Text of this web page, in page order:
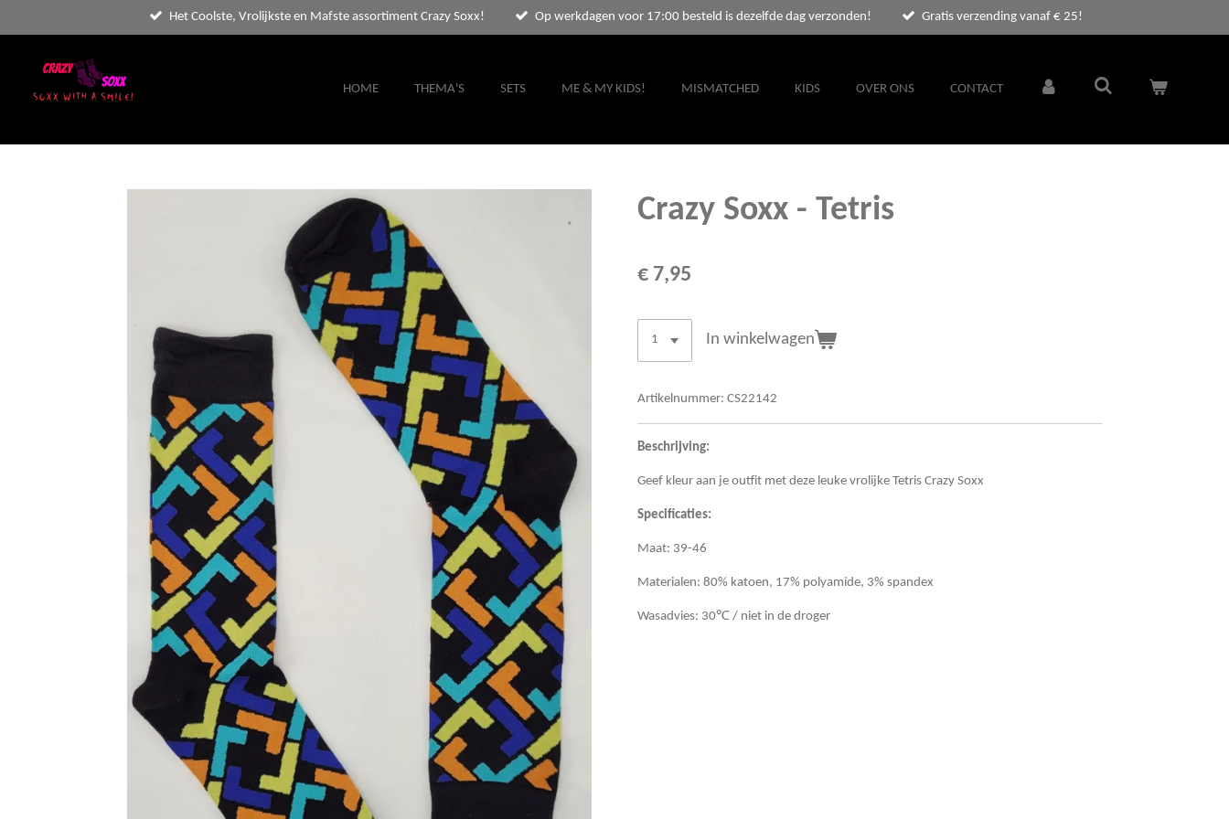
direct
hoofdinhoud
Het Coolste, Vrolijkste en Mafste assortiment Crazy Soxx! Op werkdagen voor 17:00 besteld is dezelfde dag verzonden! Gratis verzending vanaf € 25!
HOME THEMA'S SETS ME & MY KIDS! MISMATCHED KIDS OVER ONS CONTACT
Crazy Soxx - Tetris
€ 7,95
In winkelwagen
Artikelnummer: CS22142
Beschrijving:
Geef kleur aan je outfit met deze leuke vrolijke Tetris Crazy Soxx
Specificaties:
Maat: 39-46
Materialen: 80% katoen, 17% polyamide, 3% spandex
Wasadvies: 30℃ / niet in de droger